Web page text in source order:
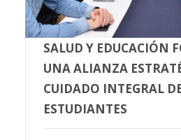
SALUD Y EDUCACIÓN
UNA ALIANZA
CUIDADO INTEGRAL
ESTUDIANTES